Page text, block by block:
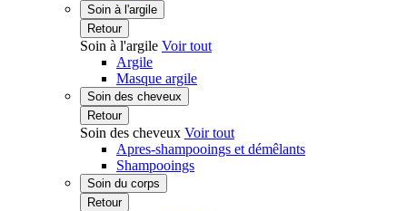
Soin à l'argile
Retour
Soin à l'argile Voir tout
Argile
Masque argile
Soin des cheveux
Retour
Soin des cheveux Voir tout
Apres-shampooings et démêlants
Shampooings
Soin du corps
Retour